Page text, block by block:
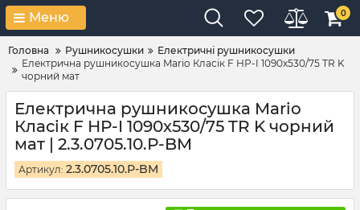
Меню 0
Головна Рушникосушки
Електричні рушникосушки
Електрична рушникосушка Mario Класік F НР-I 1090х530/75 TR K
чорний мат
Електрична рушникосушка Mario
Класік F НР-I 1090х530/75 TR K чорний
мат | 2.3.0705.10.Р-BM
Артикул: 2.3.0705.10.Р-BM